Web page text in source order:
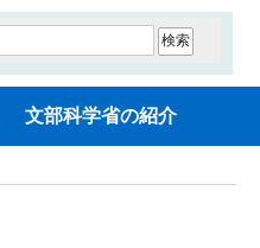
文部科学省の紹介